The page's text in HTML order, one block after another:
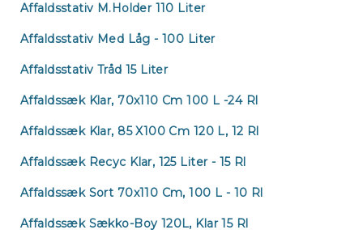
Affaldsstativ M.holder 110 Liter
Affaldsstativ Med Låg - 100 Liter
Affaldsstativ Tråd 15 Liter
Affaldssæk Klar, 70x110 Cm 100 L -24 Rl
Affaldssæk Klar, 85 X100 Cm 120 L, 12 Rl
Affaldssæk Recyc Klar, 125 Liter - 15 Rl
Affaldssæk Sort 70x110 Cm, 100 L - 10 Rl
Affaldssæk Sækko-Boy 120L, Klar 15 Rl